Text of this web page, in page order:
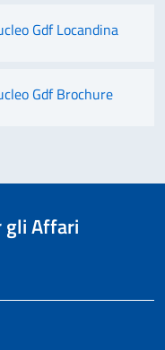
Gdf Locandina
Gdf Brochure
gli Affari